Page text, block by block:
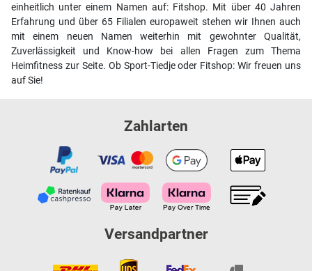
einheitlich unter einem Namen auf: Fitshop. Mit über 40 Jahren
Erfahrung und über 65 Filialen europaweit stehen wir Ihnen auch
mit einem neuen Namen weiterhin mit gewohnter Qualität,
Zuverlässigkeit und Know-how bei allen Fragen zum Thema
Heimfitness zur Seite. Ob Sport-Tiedje oder Fitshop: Wir freuen uns
auf Sie!
Zahlarten
Versandpartner